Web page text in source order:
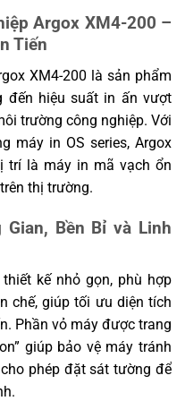
Raspberry Pi
theo khuôn, giấy liên tục,
4.48” (114 mm). Chiều
mm). Độ dày:
~ 0.254mm)
8”(203 mm) trên lõi trong
đại lý: đường kính
trên lõi 1.5″(38 mm).
mm). Chiều dài tối đa
hiện)
260 mm x Sâu 390 mm
Argox XM4-200 –
Tiến
XM4-200 là sản phẩm
đến hiệu suất in ấn vượt
trường công nghiệp. Với
máy in OS series, Argox
trí là máy in mã vạch ổn
thị trường.
Bền Bỉ và Linh
kế nhỏ gọn, phù hợp
chế, giúp tối ưu diện tích
Phần vỏ máy được trang
giúp bảo vệ máy tránh
phép đặt sát tường để